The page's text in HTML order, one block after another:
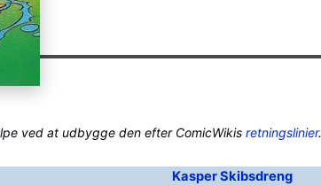
ved at udbygge den efter ComicWikis retningslinier.
Kasper Skibsdreng